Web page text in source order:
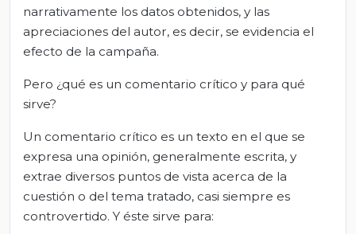
narrativamente los datos obtenidos, y las
apreciaciones del autor, es decir, se evidencia el
efecto de la campaña.
Pero ¿qué es un comentario crítico y para qué
sirve?
Un comentario crítico es un texto en el que se
expresa una opinión, generalmente escrita, y
extrae diversos puntos de vista acerca de la
cuestión o del tema tratado, casi siempre es
controvertido. Y éste sirve para: